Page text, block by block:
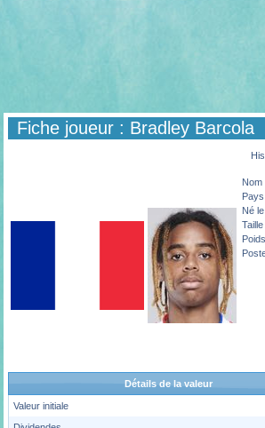
Fiche joueur : Bradley Barcola
Nom
Pays
Né le
Taille
Poids
Détails de la valeur
Valeur initiale